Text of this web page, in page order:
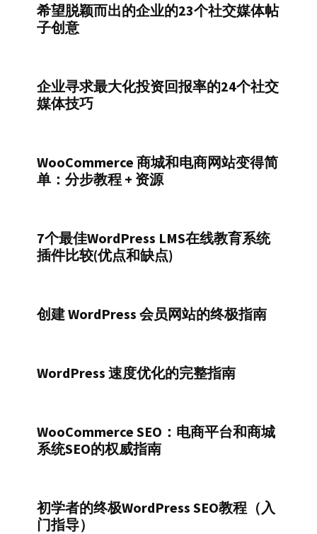
希望脱颖而出的企业的23个社交媒体帖
子创意
企业寻求最大化投资回报率的24个社交
媒体技巧
WooCommerce 商城和电商网站变得简
单：分步教程 + 资源
7个最佳WordPress LMS在线教育系统
插件比较(优点和缺点)
创建 WordPress 会员网站的终极指南
WordPress 速度优化的完整指南
WooCommerce SEO：电商平台和商城
系统SEO的权威指南
初学者的终极WordPress SEO教程（入
门指导）